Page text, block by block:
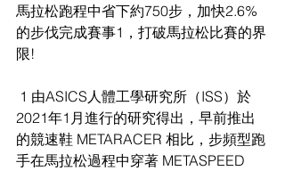
馬拉松跑程中省下約750步，加快2.6%
的步伐完成賽事1，打破馬拉松比賽的界
限!
2021年1月進行的研究得出，早前推出
的競速鞋 METARACER 相比，步頻型跑
手在馬拉松過程中穿著 METASPEED